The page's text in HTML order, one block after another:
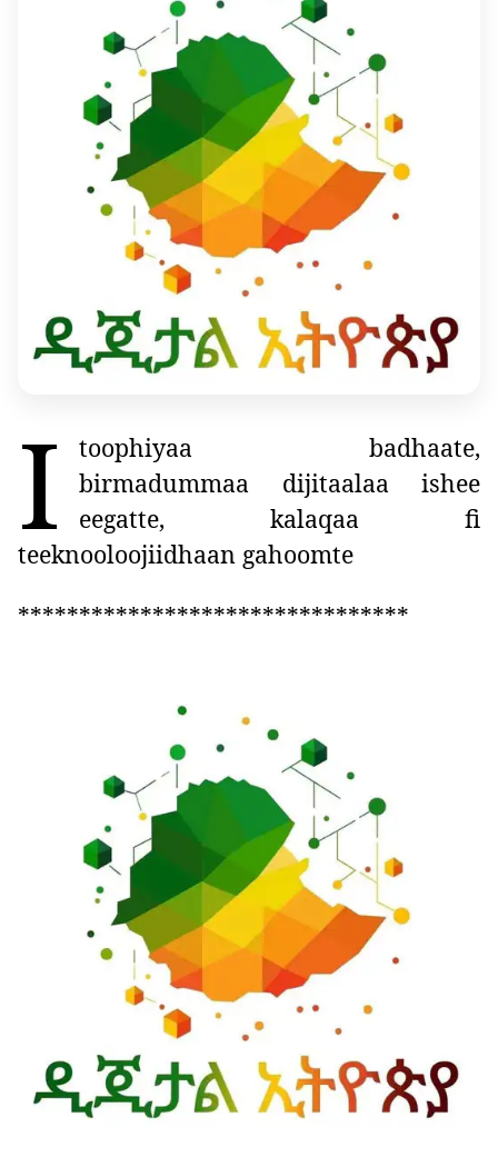
I
toophiyaa badhaate,
birmadummaa dijitaalaa ishee
eegatte, kalaqaa fi
teeknooloojiidhaan gahoomte
********************************